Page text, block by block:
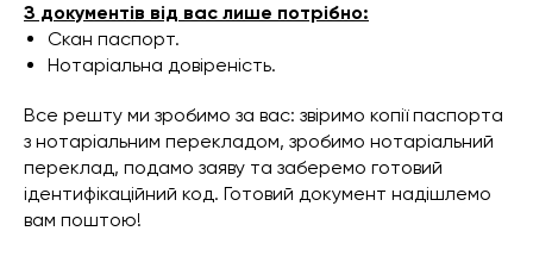
З документів від вас лише потрібно:
Скан паспорт.
Нотаріальна довіреність.
Все решту ми зробимо за вас: звіримо копії паспорта
з нотаріальним перекладом, зробимо нотаріальний
переклад, подамо заяву та заберемо готовий
ідентифікаційний код. Готовий документ надішлемо
вам поштою!